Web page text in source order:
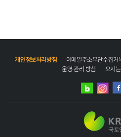
개인정보처리방침 이메일주소무단수집거
운영·관리 방침
오시
네이버
인